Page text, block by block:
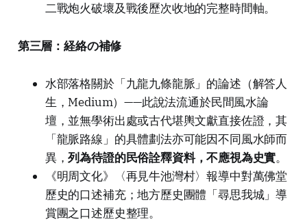
二戰炮火破壞及戰後歷次收地的完整時間軸。
第三層：経絡の補修
水部落格關於「九龍九條龍脈」的論述（解答人
生，Medium）——此說法流通於民間風水論
壇，並無學術出處或古代堪輿文獻直接佐證，其
「龍脈路線」的具體劃法亦可能因不同風水師而
異，列為待證的民俗詮釋資料，不應視為史實。
《明周文化》〈再見牛池灣村〉報導中對萬佛堂
歷史的口述補充；地方歷史團體「尋思我城」導
賞團之口述歷史整理。